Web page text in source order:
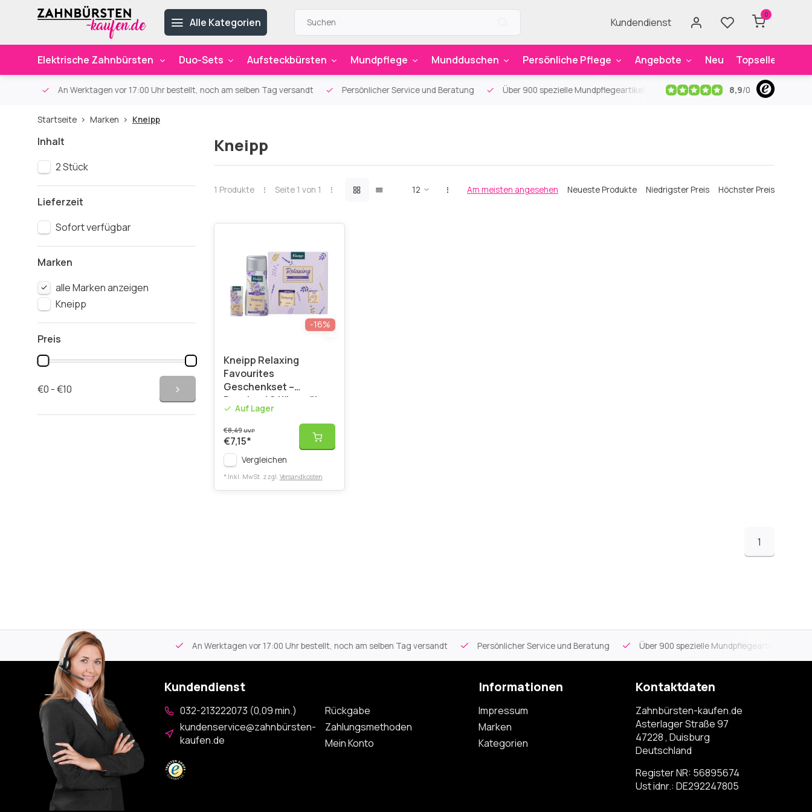
Alle Kategorien Kundendienst
0
Elektrische Zahnbürsten Duo-Sets Aufsteckbürsten Mundpflege Mundduschen Persönliche Pflege Angebote Neu Topseller
An Werktagen vor 17:00 Uhr bestellt, noch am selben Tag versandt Persönlicher Service und Beratung Über 900 spezielle Mundpflegeartikel Kostenloser Versandab 59€
8,9/0
Startseite Marken Kneipp
Inhalt
2 Stück
Lieferzeit
Sofort verfügbar
Marken
alle Marken anzeigen
Kneipp
Preis
€0 - €10
Kneipp
1 Produkte Seite 1 von 1 Am meisten angesehen Neueste Produkte Niedrigster Preis Höchster Preis
-16%
Kneipp Relaxing
Favourites
Geschenkset –
Duschgel & Körperöl
Lavendel
Auf Lager
€8,49UVP
€7,15*
Vergleichen
* Inkl. MwSt. zzgl. Versandkosten
1
Kostenloser Versand An Werktagen vor 17:00 Uhr bestellt, noch am selben Tag versandt Persönlicher Service und Beratung Über 900 spezielle Mundpflegeartikel
Kundendienst
032-213222073 (0,09 min.)
kundenservice@zahnbürsten-
kaufen.de
Rückgabe
Zahlungsmethoden
Mein Konto
Informationen
Impressum
Marken
Kategorien
Kontaktdaten
Zahnbürsten-kaufen.de
Asterlager Straße 97
47228 , Duisburg
Deutschland
Register NR: 56895674
Ust idnr.: DE292247805